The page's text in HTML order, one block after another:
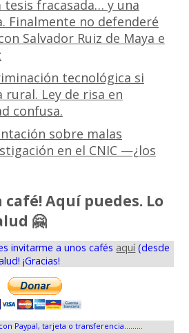
tesis fracasada… y una
Finalmente no defenderé
Salvador Ruiz de Maya e
tecnológica si
rural. Ley de risa en
confusa.
sobre malas
en el CNIC —¿los
café! Aquí puedes. Lo
🤗
invitarme a unos cafés aquí(desde
¡Gracias!
Paypal, tarjeta o transferencia.........